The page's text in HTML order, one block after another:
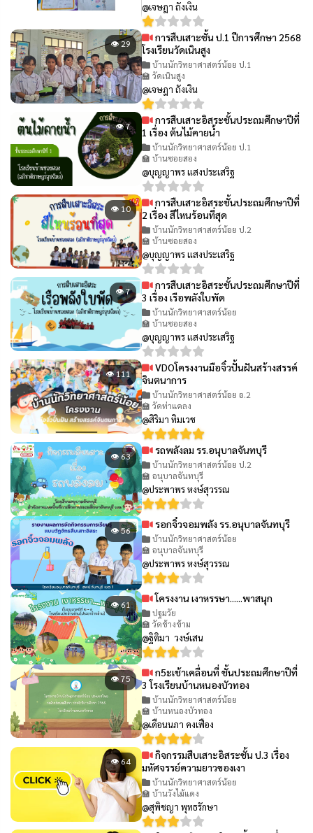
@เจษฎา ถังเงิน
👁 29
การสืบเสาะชั้น ป.1 ปีการศึกษา 2568
โรงเรียนวัดเนินสูง
บ้านนักวิทยาศาสตร์น้อย ป.1
🏫 วัดเนินสูง
@เจษฎา ถังเงิน
👁 7
การสืบเสาะอิสระชั้นประถมศึกษาปีที่
1 เรื่อง ต้นไม้คายน้ำ
บ้านนักวิทยาศาสตร์น้อย ป.1
🏫 บ้านซอยสอง
@บุญญาพร แสงประเสริฐ
👁 10
การสืบเสาะอิสระชั้นประถมศึกษาปีที่
2 เรื่อง สีไหนร้อนที่สุด
บ้านนักวิทยาศาสตร์น้อย ป.2
🏫 บ้านซอยสอง
@บุญญาพร แสงประเสริฐ
👁 7
การสืบเสาะอิสระชั้นประถมศึกษาปีที่
3 เรื่อง เรือพลังใบพัด
บ้านนักวิทยาศาสตร์น้อย
🏫 บ้านซอยสอง
@บุญญาพร แสงประเสริฐ
👁 111
VDOโครงงานมือจิ๋วปั้นฝันสร้างสรรค์
จินตนาการ
บ้านนักวิทยาศาสตร์น้อย อ.2
🏫 วัดท่าแคลง
@สิริมา ทิมเวช
👁 63 รถพลังลม รร.อนุบาลจันทบุรี
บ้านนักวิทยาศาสตร์น้อย ป.2
🏫 อนุบาลจันทบุรี
@ประพาพร หงษ์สุวรรณ
👁 56 รอกจิ๋วจอมพลัง รร.อนุบาลจันทบุรี
บ้านนักวิทยาศาสตร์น้อย
🏫 อนุบาลจันทบุรี
@ประพาพร หงษ์สุวรรณ
👁 61 โครงงาน เงาหรรษา......พาสนุก
ปฐมวัย
🏫 วัดช้างข้าม
@ฐิติมา วงษ์เสน
👁 75
ก5ะเช้าเคลื่อนที่ ชั้นประถมศึกษาปีที่
3 โรงเรียนบ้านหนองบัวทอง
บ้านนักวิทยาศาสตร์น้อย
🏫 บ้านหนองบัวทอง
@เดือนนภา คงเฟือง
👁 64
กิจกรรมสืบเสาะอิสระชั้น ป.3 เรื่อง
มหัศจรรย์ความยาวของเงา
บ้านนักวิทยาศาสตร์น้อย
🏫 บ้านวังไม้แดง
@สุพิชญา พุทธรักษา